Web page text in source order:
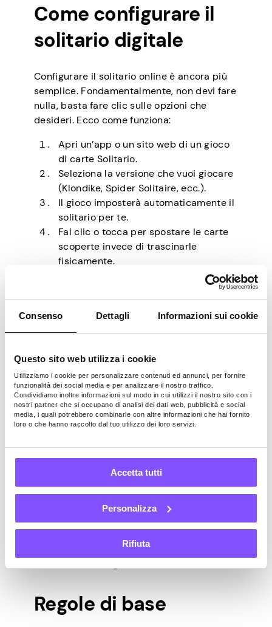
Consenso Dettagli Informazioni sui cookie
Questo sito web utilizza i cookie
Utilizziamo i cookie per personalizzare contenuti ed annunci, per fornire
funzionalità dei social media e per analizzare il nostro traffico.
Condividiamo inoltre informazioni sul modo in cui utilizzi il nostro sito con i
nostri partner che si occupano di analisi dei dati web, pubblicità e social
media, i quali potrebbero combinarle con altre informazioni che hai fornito
loro o che hanno raccolto dal tuo utilizzo dei loro servizi.
Accetta tutti
Personalizza
Rifiuta
Come configurare il
solitario digitale
Configurare il solitario online è ancora più
semplice. Fondamentalmente, non devi fare
nulla, basta fare clic sulle opzioni che
desideri. Ecco come funziona:
Apri un’app o un sito web di un gioco
di carte Solitario.
Seleziona la versione che vuoi giocare
(Klondike, Spider Solitaire, ecc.).
Il gioco imposterà automaticamente il
solitario per te.
Fai clic o tocca per spostare le carte
scoperte invece di trascinarle
fisicamente.
Le differenze tra solitario fisico e digitale
non sono critiche, si tratta solo di comodità.
Ad esempio, le versioni digitali impostano il
opzioni di “annullamento”.
Inoltre, non è necessario ricordare dove
posizionare le carte scoperte poiché
l’impostazione è automatica. Giocare al
solitario digitale è un ottimo modo per
di un mazzo di carte e di un tableau.
Come giocare al
solitario
Ora che sai come configurare il solitario,
Regole di base